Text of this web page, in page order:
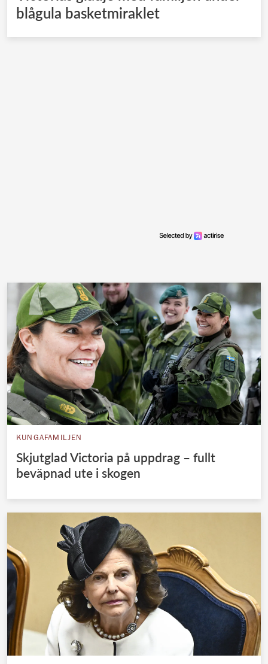
blågula basketmiraklet
KUNGAFAMILJEN
Skjutglad Victoria på uppdrag – fullt
beväpnad ute i skogen